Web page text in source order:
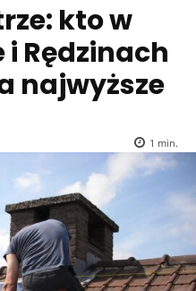
kto w
Rędzinach
najwyższe
1 min.